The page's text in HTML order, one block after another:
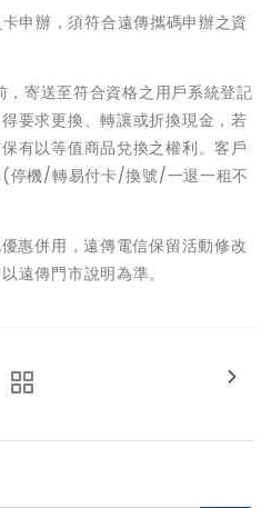
申辦，須符合遠傳攜碼申辦之資
寄送至符合資格之用戶系統登記
要求更換、轉讓或折換現金，若
有以等值商品兌換之權利。客戶
停機/轉易付卡/換號/一退一租不
惠併用，遠傳電信保留活動修改
遠傳門市說明為準。